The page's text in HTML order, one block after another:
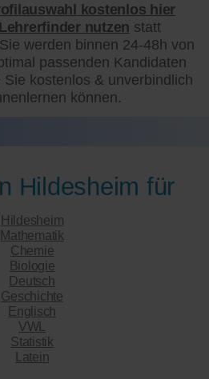
kostenlos hier
nutzen statt
werden binnen 24-48h von
passenden Kandidaten
Sie kostenlos & unverbindlich
können.
Hildesheim für
Hildesheim
Mathematik
Chemie
Biologie
Deutsch
Geschichte
Englisch
VWL
Statistik
Latein